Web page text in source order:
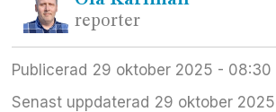
reporter
Publicerad
29 oktober 2025 - 08:30
Senast uppdaterad
29 oktober